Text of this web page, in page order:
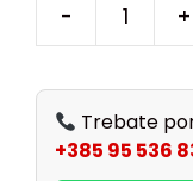
- +
Trebate
+385 95 536